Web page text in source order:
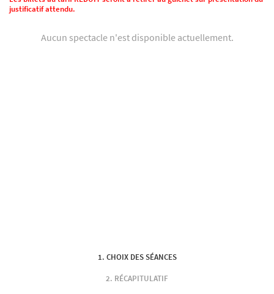
justificatif attendu.
Aucun spectacle n'est disponible actuellement.
CHOIX DES SÉANCES
RÉCAPITULATIF